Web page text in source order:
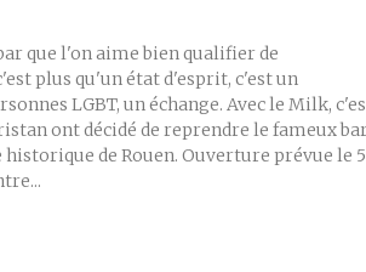
que l'on aime bien qualifier de
plus qu'un état d'esprit, c'est un
LGBT, un échange. Avec le Milk,
ont décidé de reprendre le fameux
de Rouen. Ouverture prévue le 5